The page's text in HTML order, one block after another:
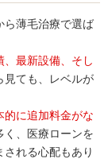
ら薄毛治療で選ば
、最新設備、そし
見ても、レベルが
的に追加料金がな
く、医療ローンを
れる心配もあり